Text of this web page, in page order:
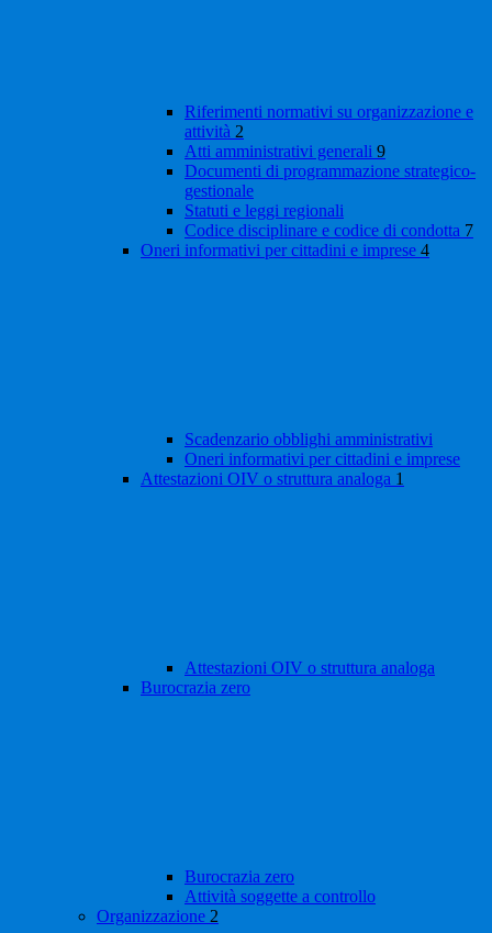
Riferimenti normativi su organizzazione e
attività 2
Atti amministrativi generali 9
Documenti di programmazione strategico-
gestionale
Statuti e leggi regionali
Codice disciplinare e codice di condotta 7
Oneri informativi per cittadini e imprese 4
Scadenzario obblighi amministrativi
Oneri informativi per cittadini e imprese
Attestazioni OIV o struttura analoga 1
Attestazioni OIV o struttura analoga
Burocrazia zero
Burocrazia zero
Attività soggette a controllo
Organizzazione 2